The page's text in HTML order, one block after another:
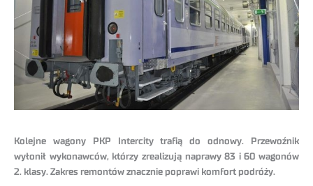
Kolejne wagony PKP Intercity trafią do odnowy. Przewoźnik
wyłonił wykonawców, którzy zrealizują naprawy 83 i 60 wagonów
2. klasy. Zakres remontów znacznie poprawi komfort podróży.